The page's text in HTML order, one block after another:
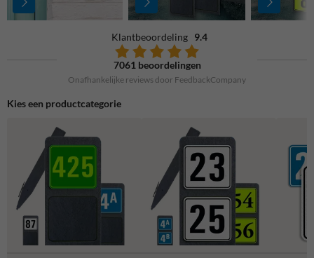
Klantbeoordeling 9.4
7061 beoordelingen
Onafhankelijke reviews door FeedbackCompany
Kies een productcategorie